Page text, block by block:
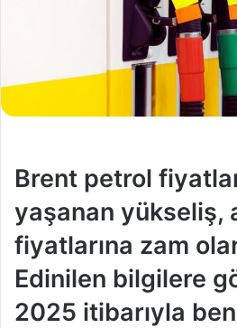
Brent petrol
yaşanan yükseliş,
fiyatlarına zam
Edinilen bilgilere
2025 itibarıyla